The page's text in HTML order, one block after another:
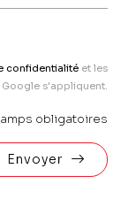
confidentialité et les
Google s'appliquent.
obligatoires
Envoyer